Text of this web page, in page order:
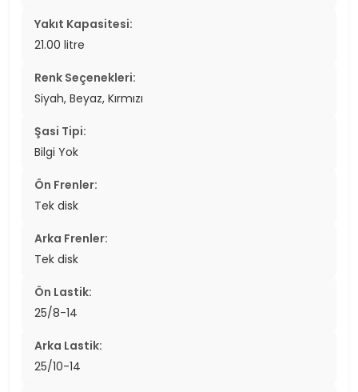
Yakıt Kapasitesi:
21.00 litre
Renk Seçenekleri:
Siyah, Beyaz, Kırmızı
Şasi Tipi:
Bilgi Yok
Ön Frenler:
Tek disk
Arka Frenler:
Tek disk
Ön Lastik:
25/8-14
Arka Lastik:
25/10-14